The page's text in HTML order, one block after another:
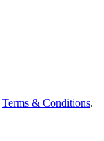
Terms & Conditions.